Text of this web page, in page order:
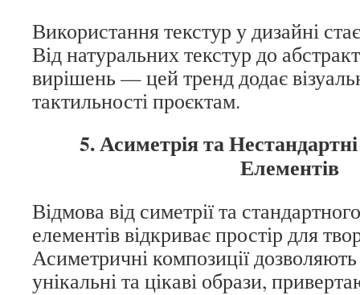
Використання текстур у дизайні
Від натуральних текстур до
вирішень — цей тренд додає
тактильності проєктам.
5. Асиметрія та
Елементів
Відмова від симетрії та
елементів відкриває простір для
Асиметричні композиції
унікальні та цікаві образи,